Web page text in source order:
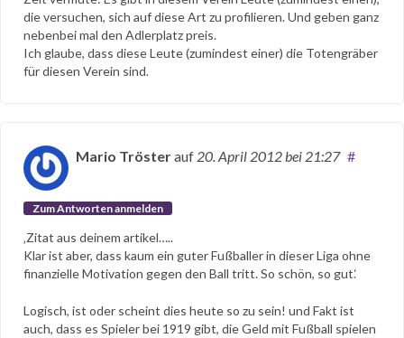
die versuchen, sich auf diese Art zu profilieren. Und geben ganz
nebenbei mal den Adlerplatz preis.
Ich glaube, dass diese Leute (zumindest einer) die Totengräber
für diesen Verein sind.
Mario Trösterauf 20. April 2012bei 21:27 #
Zum Antworten anmelden
‚Zitat aus deinem artikel…..
Klar ist aber, dass kaum ein guter Fußballer in dieser Liga ohne
finanzielle Motivation gegen den Ball tritt. So schön, so gut.‘
Logisch, ist oder scheint dies heute so zu sein! und Fakt ist
auch, dass es Spieler bei 1919 gibt, die Geld mit Fußball spielen